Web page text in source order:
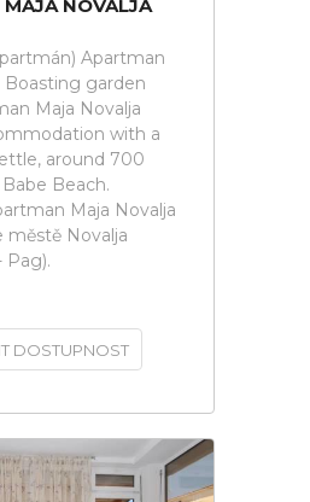
NOVALJA
Apartman
Boasting garden
Maja Novalja
with a
around 700
Beach.
Maja Novalja
městě Novalja
Pag).
DOSTUPNOST